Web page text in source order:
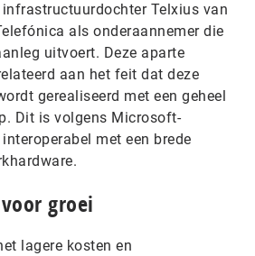
Telxius van
als onderaannemer die
uitvoert. Deze aparte
aan het feit dat deze
gerealiseerd met een geheel
Dit is volgens Microsoft-
met een brede
groei
lagere kosten en